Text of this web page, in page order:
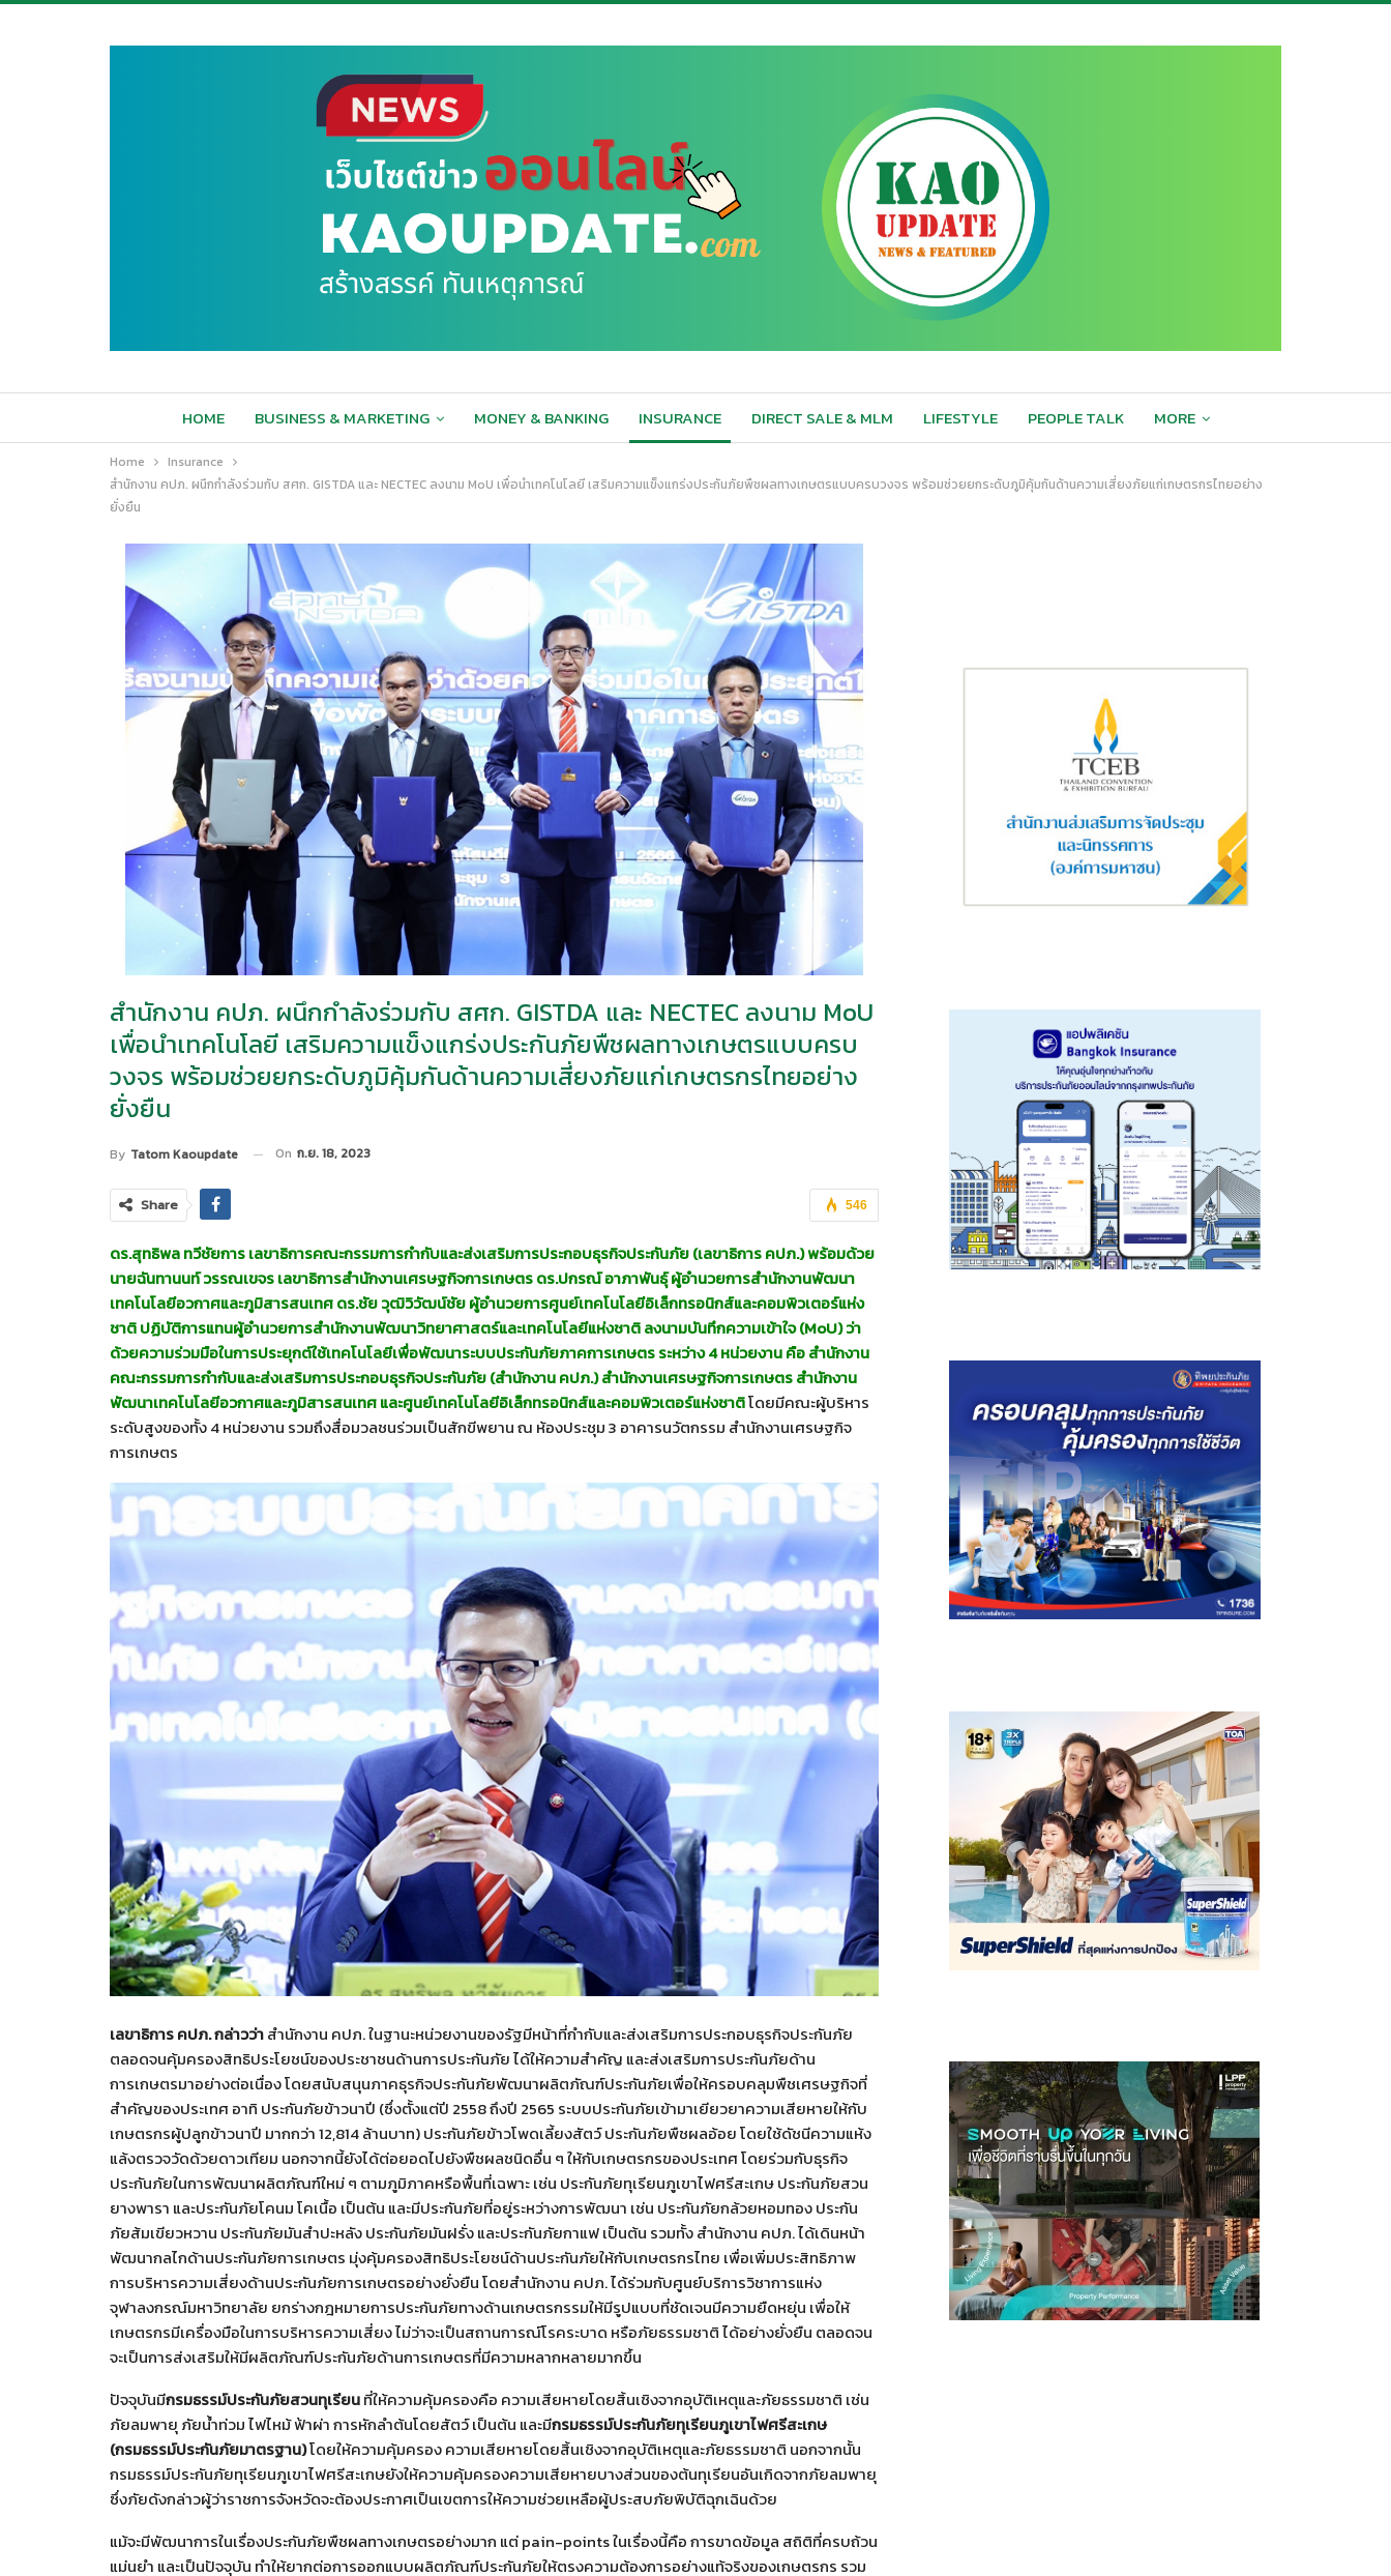
HOME BUSINESS & MARKETING MONEY & BANKING INSURANCE DIRECT SALE & MLM LIFESTYLE PEOPLE TALK MORE
Home
Insurance
สำนักงาน คปภ. ผนึกกำลังร่วมกับ สศก. GISTDA และ NECTEC ลงนาม MoU เพื่อนำเทคโนโลยี เสริมความแข็งแกร่งประกันภัยพืชผลทางเกษตรแบบครบวงจร พร้อมช่วยยกระดับภูมิคุ้มกันด้านความเสี่ยงภัยแก่เกษตรกรไทยอย่าง
ยั่งยืน
สำนักงาน คปภ. ผนึกกำลังร่วมกับ สศก. GISTDA และ NECTEC ลงนาม MoU
เพื่อนำเทคโนโลยี เสริมความแข็งแกร่งประกันภัยพืชผลทางเกษตรแบบครบ
วงจร พร้อมช่วยยกระดับภูมิคุ้มกันด้านความเสี่ยงภัยแก่เกษตรกรไทยอย่าง
ยั่งยืน
By Tatom Kaoupdate On ก.ย. 18, 2023
546
Share
ดร.สุทธิพล ทวีชัยการ เลขาธิการคณะกรรมการกำกับและส่งเสริมการประกอบธุรกิจประกันภัย (เลขาธิการ คปภ.) พร้อมด้วย
นายฉันทานนท์ วรรณเขจร เลขาธิการสำนักงานเศรษฐกิจการเกษตรดร.ปกรณ์ อาภาพันธุ์ ผู้อำนวยการสำนักงานพัฒนา
เทคโนโลยีอวกาศและภูมิสารสนเทศดร.ชัย วุฒิวิวัฒน์ชัย ผู้อำนวยการศูนย์เทคโนโลยีอิเล็กทรอนิกส์และคอมพิวเตอร์แห่ง
ชาติ ปฏิบัติการแทนผู้อำนวยการสำนักงานพัฒนาวิทยาศาสตร์และเทคโนโลยีแห่งชาติลงนามบันทึกความเข้าใจ (MoU)ว่า
ด้วยความร่วมมือในการประยุกต์ใช้เทคโนโลยีเพื่อพัฒนาระบบประกันภัยภาคการเกษตรระหว่าง 4 หน่วยงาน คือ สำนักงาน
คณะกรรมการกำกับและส่งเสริมการประกอบธุรกิจประกันภัย (สำนักงาน คปภ.) สำนักงานเศรษฐกิจการเกษตร สำนักงาน
พัฒนาเทคโนโลยีอวกาศและภูมิสารสนเทศ และศูนย์เทคโนโลยีอิเล็กทรอนิกส์และคอมพิวเตอร์แห่งชาติโดยมีคณะผู้บริหาร
ระดับสูงของทั้ง 4 หน่วยงาน รวมถึงสื่อมวลชนร่วมเป็นสักขีพยาน ณ ห้องประชุม 3 อาคารนวัตกรรม สำนักงานเศรษฐกิจ
การเกษตร
เลขาธิการ คปภ. กล่าวว่าสำนักงาน คปภ. ในฐานะหน่วยงานของรัฐมีหน้าที่กำกับและส่งเสริมการประกอบธุรกิจประกันภัย
ตลอดจนคุ้มครองสิทธิประโยชน์ของประชาชนด้านการประกันภัย ได้ให้ความสำคัญ และส่งเสริมการประกันภัยด้าน
การเกษตรมาอย่างต่อเนื่อง โดยสนับสนุนภาคธุรกิจประกันภัยพัฒนาผลิตภัณฑ์ประกันภัยเพื่อให้ครอบคลุมพืชเศรษฐกิจที่
สำคัญของประเทศ อาทิ ประกันภัยข้าวนาปี (ซึ่งตั้งแต่ปี 2558 ถึงปี 2565 ระบบประกันภัยเข้ามาเยียวยาความเสียหายให้กับ
เกษตรกรผู้ปลูกข้าวนาปี มากกว่า 12,814 ล้านบาท) ประกันภัยข้าวโพดเลี้ยงสัตว์ ประกันภัยพืชผลอ้อย โดยใช้ดัชนีความแห้ง
แล้งตรวจวัดด้วยดาวเทียม นอกจากนี้ยังได้ต่อยอดไปยังพืชผลชนิดอื่น ๆ ให้กับเกษตรกรของประเทศ โดยร่วมกับธุรกิจ
ประกันภัยในการพัฒนาผลิตภัณฑ์ใหม่ ๆ ตามภูมิภาคหรือพื้นที่เฉพาะ เช่น ประกันภัยทุเรียนภูเขาไฟศรีสะเกษ ประกันภัยสวน
ยางพารา และประกันภัยโคนม โคเนื้อ เป็นต้น และมีประกันภัยที่อยู่ระหว่างการพัฒนา เช่น ประกันภัยกล้วยหอมทอง ประกัน
ภัยส้มเขียวหวาน ประกันภัยมันสำปะหลัง ประกันภัยมันฝรั่ง และประกันภัยกาแฟ เป็นต้น รวมทั้ง สำนักงาน คปภ. ได้เดินหน้า
พัฒนากลไกด้านประกันภัยการเกษตร มุ่งคุ้มครองสิทธิประโยชน์ด้านประกันภัยให้กับเกษตรกรไทย เพื่อเพิ่มประสิทธิภาพ
การบริหารความเสี่ยงด้านประกันภัยการเกษตรอย่างยั่งยืน โดยสำนักงาน คปภ. ได้ร่วมกับศูนย์บริการวิชาการแห่ง
จุฬาลงกรณ์มหาวิทยาลัย ยกร่างกฎหมายการประกันภัยทางด้านเกษตรกรรมให้มีรูปแบบที่ชัดเจนมีความยืดหยุ่น เพื่อให้
เกษตรกรมีเครื่องมือในการบริหารความเสี่ยง ไม่ว่าจะเป็นสถานการณ์โรคระบาด หรือภัยธรรมชาติ ได้อย่างยั่งยืน ตลอดจน
จะเป็นการส่งเสริมให้มีผลิตภัณฑ์ประกันภัยด้านการเกษตรที่มีความหลากหลายมากขึ้น
ปัจจุบันมีกรมธรรม์ประกันภัยสวนทุเรียนที่ให้ความคุ้มครองคือ ความเสียหายโดยสิ้นเชิงจากอุบัติเหตุและภัยธรรมชาติ เช่น
ภัยลมพายุ ภัยน้ำท่วม ไฟไหม้ ฟ้าผ่า การหักลำต้นโดยสัตว์ เป็นต้น และมีกรมธรรม์ประกันภัยทุเรียนภูเขาไฟศรีสะเกษ
(กรมธรรม์ประกันภัยมาตรฐาน)โดยให้ความคุ้มครอง ความเสียหายโดยสิ้นเชิงจากอุบัติเหตุและภัยธรรมชาติ นอกจากนั้น
กรมธรรม์ประกันภัยทุเรียนภูเขาไฟศรีสะเกษยังให้ความคุ้มครองความเสียหายบางส่วนของต้นทุเรียนอันเกิดจากภัยลมพายุ
ซึ่งภัยดังกล่าวผู้ว่าราชการจังหวัดจะต้องประกาศเป็นเขตการให้ความช่วยเหลือผู้ประสบภัยพิบัติฉุกเฉินด้วย
แม้จะมีพัฒนาการในเรื่องประกันภัยพืชผลทางเกษตรอย่างมาก แต่ pain-points ในเรื่องนี้คือ การขาดข้อมูล สถิติที่ครบถ้วน
แม่นยำ และเป็นปัจจุบัน ทำให้ยากต่อการออกแบบผลิตภัณฑ์ประกันภัยให้ตรงความต้องการอย่างแท้จริงของเกษตรกร รวม